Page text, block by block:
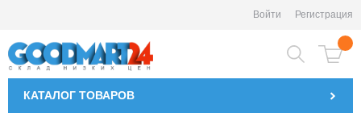
Войти Регистрация
КАТАЛОГ ТОВАРОВ